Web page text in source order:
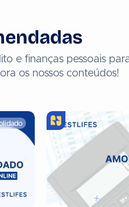
e finanças pessoais
os nossos conteúdos!